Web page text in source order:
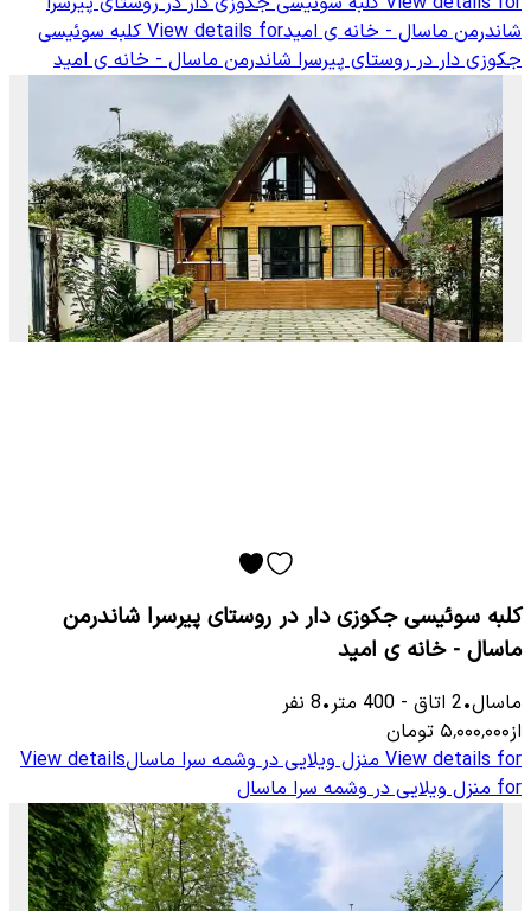
شاندرمن ماسال - خانه ی امیدView details for کلبه سوئیسی
جکوزی دار در روستای پیرسرا شاندرمن ماسال - خانه ی امید
کلبه سوئیسی جکوزی دار در روستای پیرسرا شاندرمن
ماسال - خانه ی امید
ماسال•
2 اتاق -
400 متر•
8 نفر
از۵٬۰۰۰٬۰۰۰ تومان
View details for منزل ویلایی در وشمه سرا ماسالView details
for منزل ویلایی در وشمه سرا ماسال